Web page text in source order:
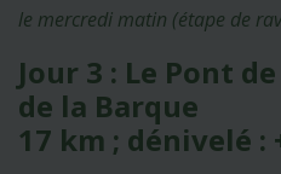
le mercredi matin (étape de
Jour 3 : Le Pont
de la Barque
17 km ; dénivelé :